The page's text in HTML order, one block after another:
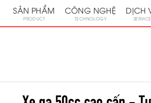
SẢN PHẨM
PRODUCT
CÔNG NGHỆ
TECHNOLOGY
DỊCH
SERVICE